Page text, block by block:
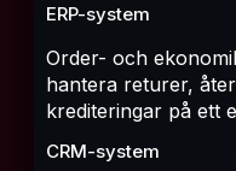
ERP-system
Order- och
hantera returer,
krediteringar på ett
CRM-system